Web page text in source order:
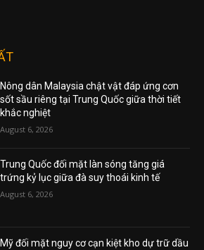
Nông dân Malaysia chật vật đáp ứng cơn
sốt sầu riêng tại Trung Quốc giữa thời tiết
khắc nghiệt
August 6, 2026
Trung Quốc đối mặt làn sóng tăng giá
trứng kỷ lục giữa đà suy thoái kinh tế
August 6, 2026
Mỹ đối mặt nguy cơ cạn kiệt kho dự trữ dầu